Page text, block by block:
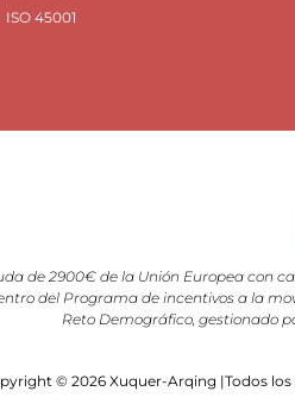
ISO 45001
de 2900€ de la Unión Europea
del Programa de incentivos a la
Reto Demográfico, gestionado
© 2026 Xuquer-Arqing |Todos